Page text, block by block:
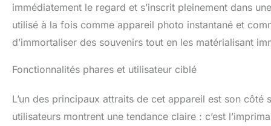
instantané, vous
de manière à ce
grand. Ar App -
application AR
immédiatement le regard et s’inscrit pleinement dans
utilisé à la fois comme appareil photo instantané et
d’immortaliser des souvenirs tout en les matérialisant
Fonctionnalités phares et utilisateur ciblé
L’un des principaux attraits de cet appareil est son
utilisateurs montrent une tendance claire : c’est